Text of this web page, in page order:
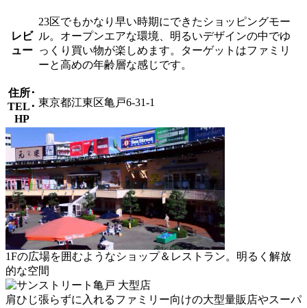
レビ
ュー
23区でもかなり早い時期にできたショッピングモー
ル。オープンエアな環境、明るいデザインの中でゆ
っくり買い物が楽しめます。ターゲットはファミリ
ーと高めの年齢層な感じです。
住所･
TEL･
HP
東京都江東区亀戸6-31-1
1Fの広場を囲むようなショップ＆レストラン。明るく解放
的な空間
肩ひじ張らずに入れるファミリー向けの大型量販店やスーパ